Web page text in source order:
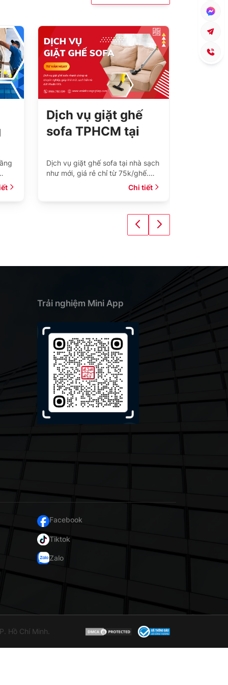
Dịch vụ giặt ghế
sofa TPHCM tại
khuẩn 99%
Dịch vụ giặt ghế sofa tại nhà sạch
như mới, giá rẻ chỉ từ 75k/ghế.
Thiết bị giặt sofa hiện đại và quy
trình vệ sinh chuyên nghiệp, giúp
Chi tiết
Trải nghiệm Mini App
Facebook
Tiktok
Zalo
Hồ Chí Minh.